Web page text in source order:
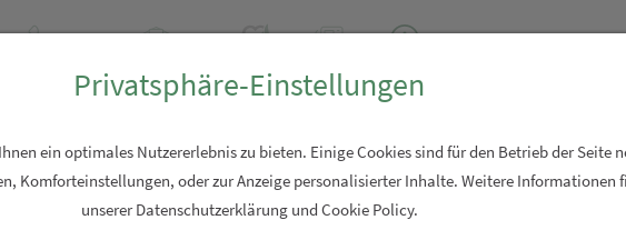
Privatsphäre-Einstellungen
ein optimales Nutzererlebnis zu bieten. Einige Cookies sind für den Betrieb der Seite
Komforteinstellungen, oder zur Anzeige personalisierter Inhalte. Weitere Informationen
unserer Datenschutzerklärung und Cookie Policy.